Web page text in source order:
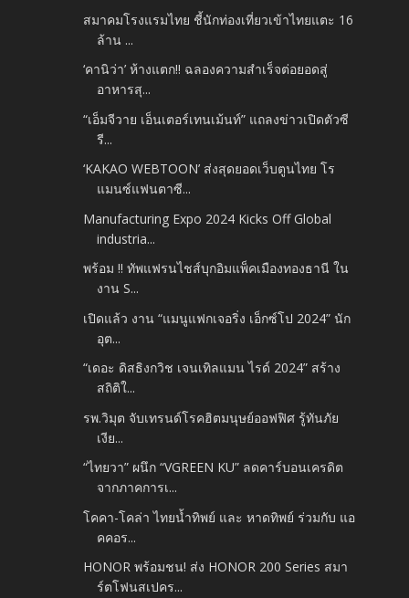
สมาคมโรงแรมไทย ชี้นักท่องเที่ยวเข้าไทยแตะ 16
ล้าน ...
‘คานิว่า’ ห้างแตก!! ฉลองความสำเร็จต่อยอดสู่
อาหารสุ...
“เอ็มจีวาย เอ็นเตอร์เทนเม้นท์” แถลงข่าวเปิดตัวซี
รี...
‘KAKAO WEBTOON’ ส่งสุดยอดเว็บตูนไทย โร
แมนซ์แฟนตาซี...
Manufacturing Expo 2024 Kicks Off Global
industria...
พร้อม !! ทัพแฟรนไชส์บุกอิมแพ็คเมืองทองธานี ใน
งาน S...
เปิดแล้ว งาน “แมนูแฟกเจอริ่ง เอ็กซ์โป 2024” นัก
อุต...
“เดอะ ดิสธิงกวิช เจนเทิลแมน ไรด์ 2024” สร้าง
สถิติใ...
รพ.วิมุต จับเทรนด์โรคฮิตมนุษย์ออฟฟิศ รู้ทันภัย
เงีย...
“ไทยวา” ผนึก “VGREEN KU” ลดคาร์บอนเครดิต
จากภาคการเ...
โคคา-โคล่า ไทยน้ำทิพย์ และ หาดทิพย์ ร่วมกับ แอ
คคอร...
HONOR พร้อมชน! ส่ง HONOR 200 Series สมา
ร์ตโฟนสเปคร...